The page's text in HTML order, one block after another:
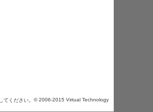
© 2006-2015 Virtual Technology
てください。